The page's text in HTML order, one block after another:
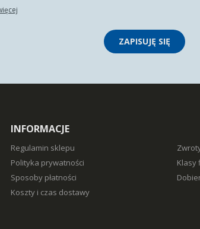
ZAPISUJĘ SIĘ
INFORMACJE
Regulamin sklepu
Polityka prywatności
Sposoby płatności
Koszty i czas dostawy
Klasy